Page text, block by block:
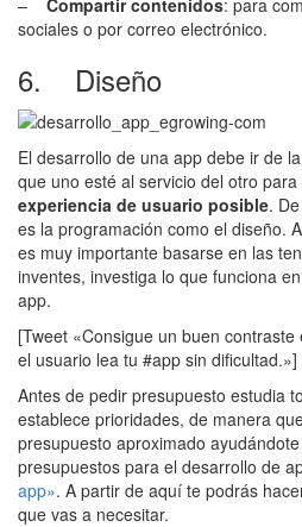
sociales o por correo electrónico.
6. Diseño
El desarrollo de una app debe ir de
que uno esté al servicio del otro para
experiencia de usuario posible.
es la programación como el diseño.
es muy importante basarse en las
inventes, investiga lo que funciona
app.
[Tweet «Consigue un buen
el usuario lea tu #app sin dificultad.»]
Antes de pedir presupuesto estudia
establece prioridades, de manera
presupuesto aproximado
presupuestos para el desarrollo de
app». A partir de aquí te podrás
que vas a necesitar.